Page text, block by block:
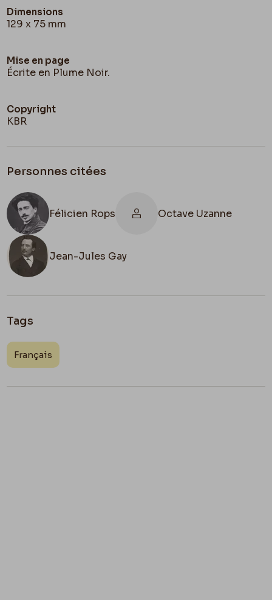
Dimensions
129 x 75 mm
Mise en page
Écrite en Plume Noir.
Copyright
KBR
Personnes citées
Félicien Rops Octave Uzanne
Jean-Jules Gay
Tags
Français